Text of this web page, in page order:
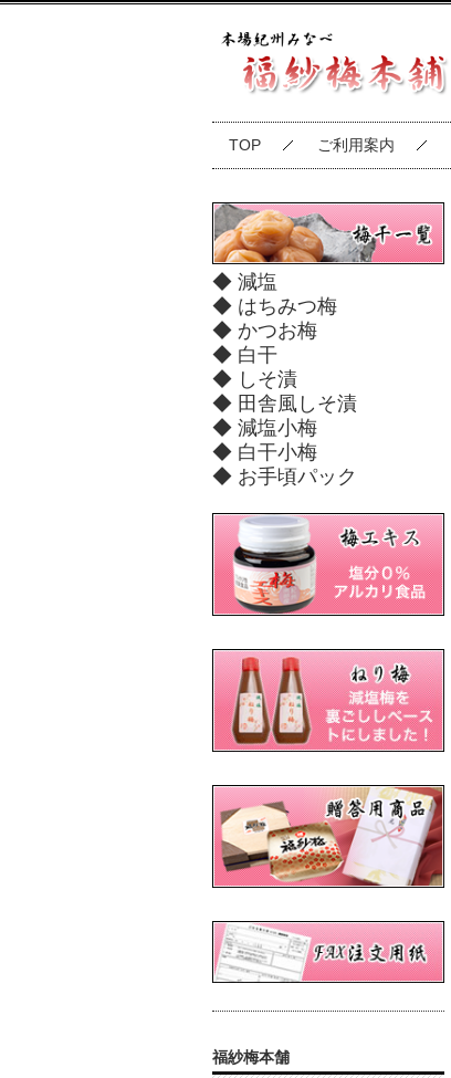
TOP ご利用案内
◆ 減塩
◆ はちみつ梅
◆ かつお梅
◆ 白干
◆ しそ漬
◆ 田舎風しそ漬
◆ 減塩小梅
◆ 白干小梅
◆ お手頃パック
福紗梅本舗